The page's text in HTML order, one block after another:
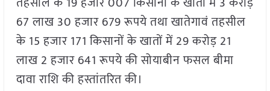
67 लाख 30 हजार 679 रूपये तथा खातेगावं तहसील
के 15 हजार 171 किसानों के खातों में 29 करोड़ 21
लाख 2 हजार 641 रूपये की सोयाबीन फसल बीमा
दावा राशि की हस्तांतरित की।